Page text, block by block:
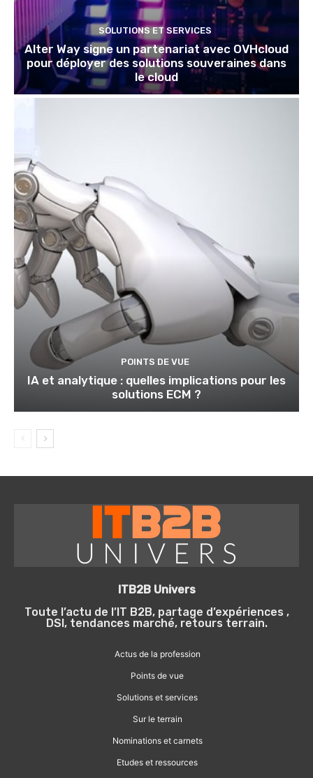
SOLUTIONS ET SERVICES
Alter Way signe un partenariat avec OVHcloud
pour déployer des solutions souveraines dans
le cloud
POINTS DE VUE
IA et analytique : quelles implications pour les
solutions ECM ?
ITB2B Univers
Toute l’actu de l’IT B2B, partage d’expériences ,
DSI, tendances marché, retours terrain.
Actus de la profession
Points de vue
Solutions et services
Sur le terrain
Nominations et carnets
Etudes et ressources